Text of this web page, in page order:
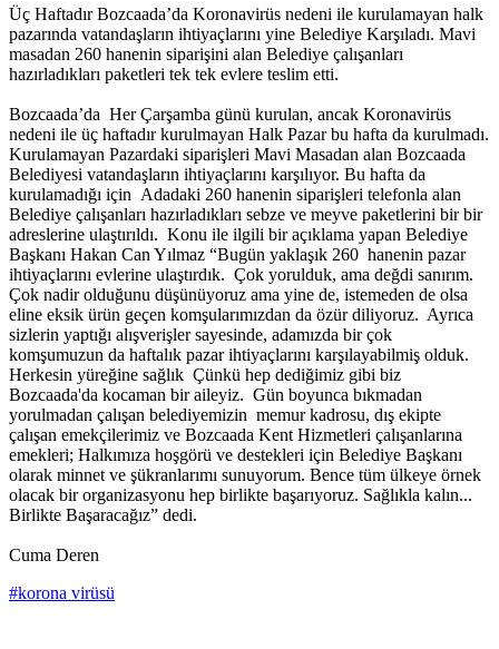
Üç Haftadır Bozcaada’da Koronavirüs nedeni ile kurulamayan halk
pazarında vatandaşların ihtiyaçlarını yine Belediye Karşıladı. Mavi
masadan 260 hanenin siparişini alan Belediye çalışanları
hazırladıkları paketleri tek tek evlere teslim etti.
Bozcaada’da Her Çarşamba günü kurulan, ancak Koronavirüs
nedeni ile üç haftadır kurulmayan Halk Pazar bu hafta da kurulmadı.
Kurulamayan Pazardaki siparişleri Mavi Masadan alan Bozcaada
Belediyesi vatandaşların ihtiyaçlarını karşılıyor. Bu hafta da
kurulamadığı için Adadaki 260 hanenin siparişleri telefonla alan
Belediye çalışanları hazırladıkları sebze ve meyve paketlerini bir bir
adreslerine ulaştırıldı. Konu ile ilgili bir açıklama yapan Belediye
Başkanı Hakan Can Yılmaz “Bugün yaklaşık 260 hanenin pazar
ihtiyaçlarını evlerine ulaştırdık. Çok yorulduk, ama değdi sanırım.
Çok nadir olduğunu düşünüyoruz ama yine de, istemeden de olsa
eline eksik ürün geçen komşularımızdan da özür diliyoruz. Ayrıca
sizlerin yaptığı alışverişler sayesinde, adamızda bir çok
komşumuzun da haftalık pazar ihtiyaçlarını karşılayabilmiş olduk.
Herkesin yüreğine sağlık Çünkü hep dediğimiz gibi biz
Bozcaada'da kocaman bir aileyiz. Gün boyunca bıkmadan
yorulmadan çalışan belediyemizin memur kadrosu, dış ekipte
çalışan emekçilerimiz ve Bozcaada Kent Hizmetleri çalışanlarına
emekleri; Halkımıza hoşgörü ve destekleri için Belediye Başkanı
olarak minnet ve şükranlarımı sunuyorum. Bence tüm ülkeye örnek
olacak bir organizasyonu hep birlikte başarıyoruz. Sağlıkla kalın...
Birlikte Başaracağız” dedi.
Cuma Deren
#korona virüsü